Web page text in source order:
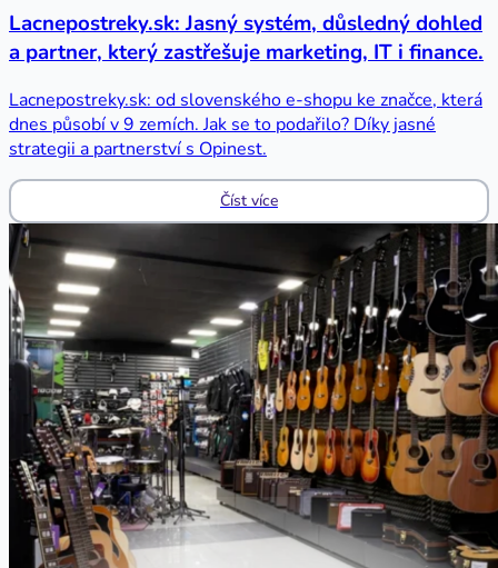
Lacnepostreky.sk: Jasný systém, důsledný dohled
a partner, který zastřešuje marketing, IT i finance.
Lacnepostreky.sk: od slovenského e-shopu ke značce, která
dnes působí v 9 zemích. Jak se to podařilo? Díky jasné
strategii a partnerství s Opinest.
Číst více